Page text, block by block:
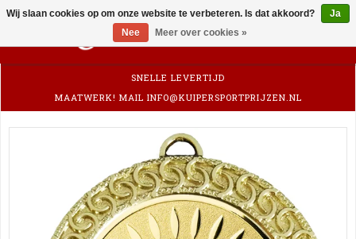
0
SNELLE LEVERTIJD
MAATWERK! MAIL INFO@KUIPERSPORTPRIJZEN.NL
Wij slaan cookies op om onze website te verbeteren. Is dat akkoord?
Ja
Nee
Meer over cookies »